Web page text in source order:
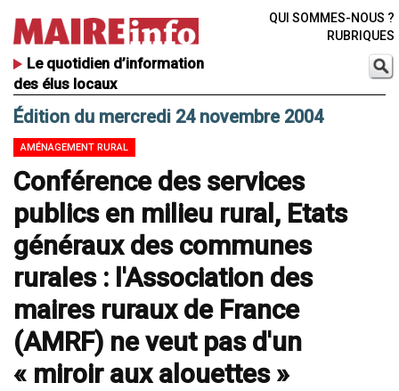
Le quotidien d’information
des élus locaux
QUI SOMMES-NOUS ?
RUBRIQUES
Édition du mercredi 24 novembre 2004
AMÉNAGEMENT RURAL
Conférence des services
publics en milieu rural, Etats
généraux des communes
rurales : l'Association des
maires ruraux de France
(AMRF) ne veut pas d'un
« miroir aux alouettes »